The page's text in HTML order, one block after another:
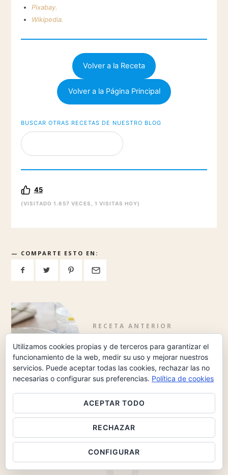
Pixabay.
Wikipedia.
Volver a la Receta
Volver a la Página Principal
BUSCAR OTRAS RECETAS DE NUESTRO BLOG
45
(VISITADO 1.657 VECES, 1 VISITAS HOY)
COMPARTE ESTO EN:
RECETA ANTERIOR
Puerro y Patatas
SIGUIENTE RECETA
Guiso de Ternera con Salsa de
Tomate →
Utilizamos cookies propias y de terceros para garantizar el
funcionamiento de la web, medir su uso y mejorar nuestros
servicios. Puede aceptar todas las cookies, rechazar las no
necesarias o configurar sus preferencias. Política de cookies
ACEPTAR TODO
RECHAZAR
CONFIGURAR